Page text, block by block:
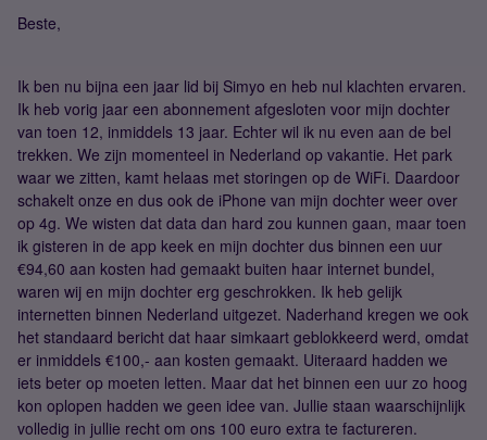
Beste,
Ik ben nu bijna een jaar lid bij Simyo en heb nul klachten ervaren.
Ik heb vorig jaar een abonnement afgesloten voor mijn dochter
van toen 12, inmiddels 13 jaar. Echter wil ik nu even aan de bel
trekken. We zijn momenteel in Nederland op vakantie. Het park
waar we zitten, kamt helaas met storingen op de WiFi. Daardoor
schakelt onze en dus ook de iPhone van mijn dochter weer over
op 4g. We wisten dat data dan hard zou kunnen gaan, maar toen
ik gisteren in de app keek en mijn dochter dus binnen een uur
€94,60 aan kosten had gemaakt buiten haar internet bundel,
waren wij en mijn dochter erg geschrokken. Ik heb gelijk
internetten binnen Nederland uitgezet. Naderhand kregen we ook
het standaard bericht dat haar simkaart geblokkeerd werd, omdat
er inmiddels €100,- aan kosten gemaakt. Uiteraard hadden we
iets beter op moeten letten. Maar dat het binnen een uur zo hoog
kon oplopen hadden we geen idee van. Jullie staan waarschijnlijk
volledig in jullie recht om ons 100 euro extra te factureren.